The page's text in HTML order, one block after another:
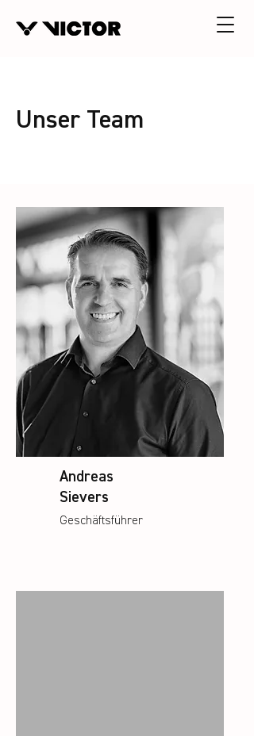
Unser Team
Andreas
Sievers
Geschäftsführer